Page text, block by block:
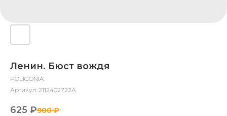
Ленин. Бюст вождя
POLIGONIA
Артикул: 2112402722А
625 ₽900 ₽